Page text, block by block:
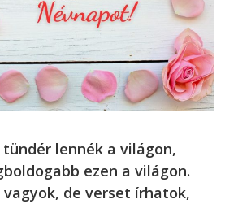
lennék a világon,
ezen a világon.
vagyok, de verset írhatok,